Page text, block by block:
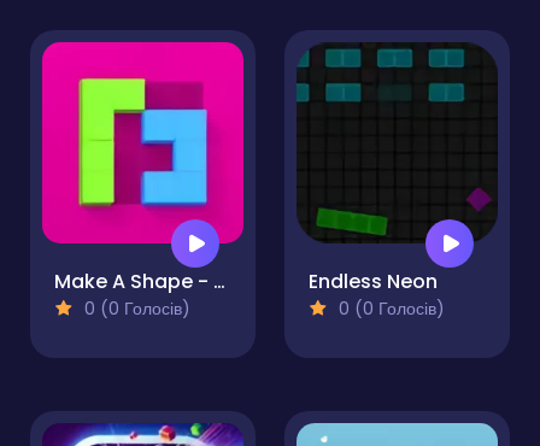
Make A Shape - Puzzle
0 (0 Голосів)
Endless Neon
0 (0 Голосів)